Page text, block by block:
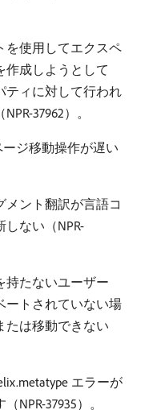
を使用してエクスペ
作成しようとして
ティに対して行われ
37962）。
ージ移動操作が遅い
メント翻訳が言語コ
ない（NPR-
持たないユーザー
ートされていない場
たは移動できない
エラーが
NPR-37935）。